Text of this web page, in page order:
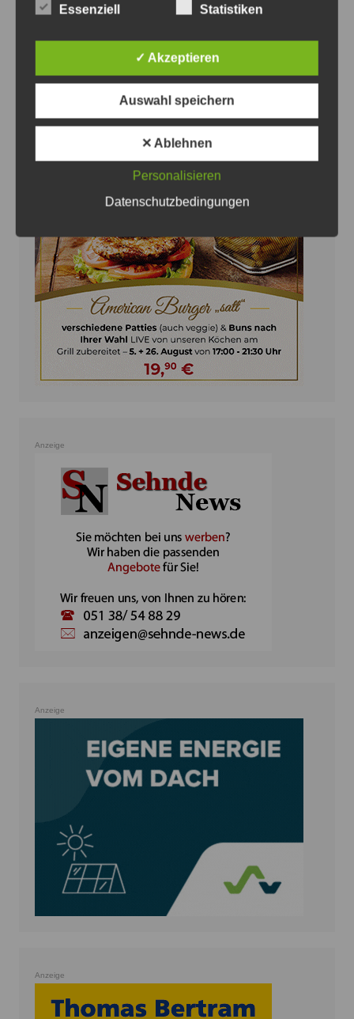
8. August 2026 0
Anzeige
Anzeige
Anzeige
Essenziell Statistiken
✓ Akzeptieren
Auswahl speichern
✕ Ablehnen
Personalisieren
Datenschutzbedingungen